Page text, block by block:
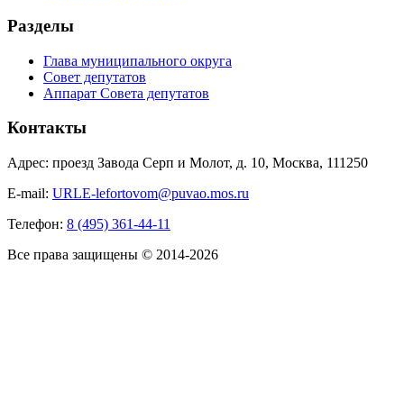
Разделы
Глава муниципального округа
Совет депутатов
Аппарат Совета депутатов
Контакты
Адрес: проезд Завода Серп и Молот, д. 10, Москва, 111250
E-mail: URLE-lefortovom@puvao.mos.ru
Телефон: 8 (495) 361-44-11
Все права защищены © 2014-2026